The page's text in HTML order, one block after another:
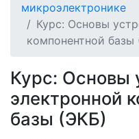
микроэлектронике
Курс: Основы
компонентной базы
Курс: Основы
электронной
базы (ЭКБ)